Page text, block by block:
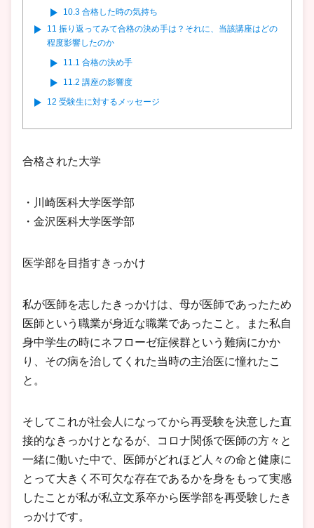
10.3合格した時の気持ち
11 振り返ってみて合格の決め手は？それに、当該講座はどの
程度影響したのか
11.1 合格の決め手
11.2 講座の影響度
12 受験生に対するメッセージ
合格された大学
・川崎医科大学医学部
・金沢医科大学医学部
医学部を目指すきっかけ
私が医師を志したきっかけは、母が医師であったため
医師という職業が身近な職業であったこと。また私自
身中学生の時にネフローゼ症候群という難病にかか
り、その病を治してくれた当時の主治医に憧れたこ
と。
そしてこれが社会人になってから再受験を決意した直
接的なきっかけとなるが、コロナ関係で医師の方々と
一緒に働いた中で、医師がどれほど人々の命と健康に
とって大きく不可欠な存在であるかを身をもって実感
したことが私が私立文系卒から医学部を再受験したき
っかけです。